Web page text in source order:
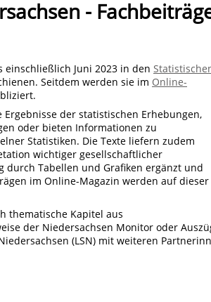
-
einschließlich Juni 2023 in den
Seitdem werden sie im Online-
der statistischen Erhebungen,
oder bieten Informationen zu
Statistiken. Die Texte liefern zudem
wichtiger gesellschaftlicher
durch Tabellen und Grafiken ergänzt und
im Online-Magazin werden auf dieser
thematische Kapitel aus
der Niedersachsen Monitor oder
(LSN) mit weiteren